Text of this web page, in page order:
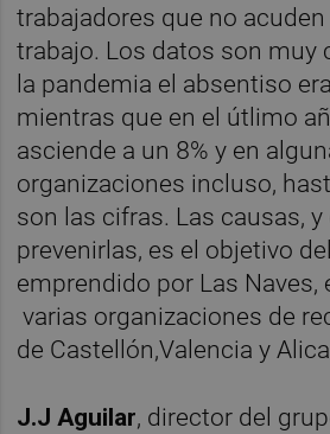
trabajadores que no
trabajo. Los datos son muy
la pandemia el absentiso
mientras que en el útlimo
asciende a un 8% y en
organizaciones incluso,
son las cifras. Las causas,
prevenirlas, es el objetivo
emprendido por Las Naves,
varias organizaciones de
de Castellón,Valencia y
J.J Aguilar, director del